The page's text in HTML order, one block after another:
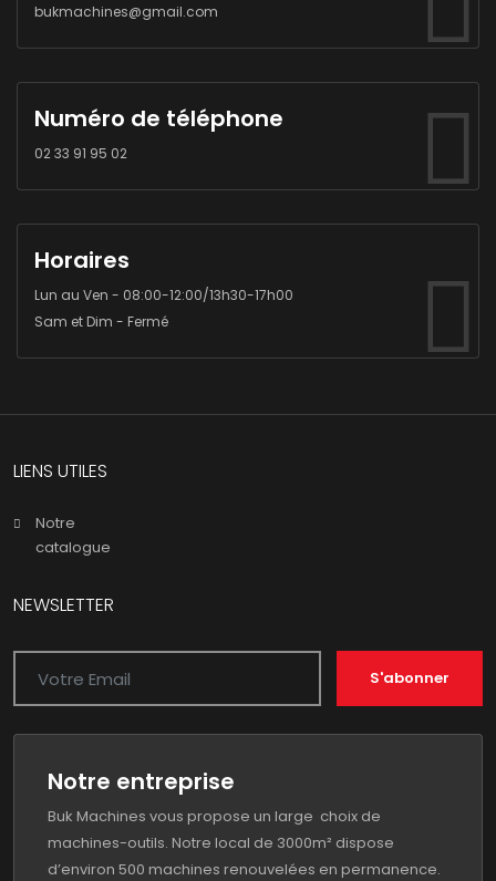
bukmachines@gmail.com
Numéro de téléphone
02 33 91 95 02
Horaires
Lun au Ven - 08:00-12:00/13h30-17h00
Sam et Dim - Fermé
LIENS UTILES
Notre
catalogue
NEWSLETTER
S'abonner
Notre entreprise
Buk Machines vous propose un large choix de
machines-outils. Notre local de 3000m² dispose
d’environ 500 machines renouvelées en permanence.